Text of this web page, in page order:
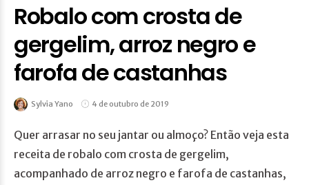
Robalo com crosta de
gergelim, arroz negro e
farofa de castanhas
Sylvia Yano 4 de outubro de 2019
Quer arrasar no seu jantar ou almoço? Então veja esta
receita de robalo com crosta de gergelim,
acompanhado de arroz negro e farofa de castanhas,